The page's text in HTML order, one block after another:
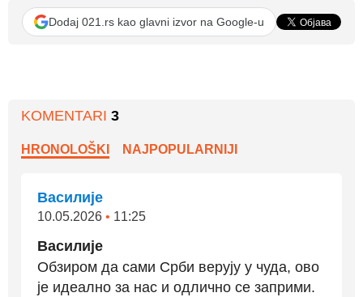
Dodaj 021.rs kao glavni izvor na Google-u
KOMENTARI 3
HRONOLOŠKI NAJPOPULARNIJI
Василије
10.05.2026 • 11:25
Василије
Обзиром да сами Срби верују у чуда, ово
је идеално за нас и одлично се заприми.